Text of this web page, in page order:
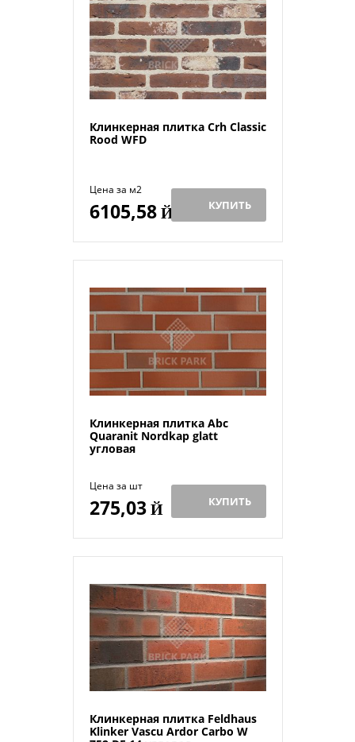
Клинкерная плитка Crh Classic
Rood WFD
Цена за м2
6105,58Й КУПИТЬ
Клинкерная плитка Abc
Quaranit Nordkap glatt
угловая
Цена за шт
275,03Й КУПИТЬ
Клинкерная плитка Feldhaus
Klinker Vascu Ardor Carbo W